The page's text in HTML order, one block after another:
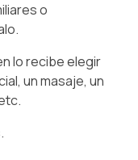
o
lo recibe elegir
un masaje, un